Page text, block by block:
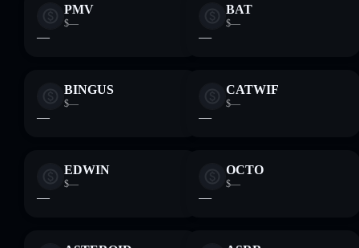
PMV
$—
—
BAT
$—
—
BINGUS
$—
—
CATWIF
$—
—
EDWIN
$—
—
OCTO
$—
—